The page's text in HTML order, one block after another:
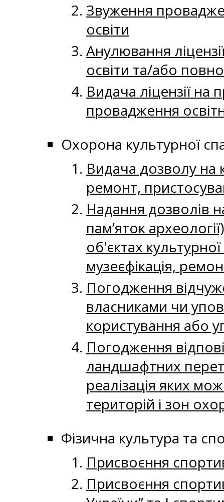
Звуження
освіти
Анулювання
освіти та/або
Видача ліцензії на
провадження
Охорона культурної
Видача дозволу на
ремонт,
Надання дозволів
пам’яток
об'єктах
музеєфікація,
Погодження
власниками чи
користування або
Погодження
ландшафтних
реалізація яких
територій і зон
Фізична культура та
Присвоєння
Присвоєння